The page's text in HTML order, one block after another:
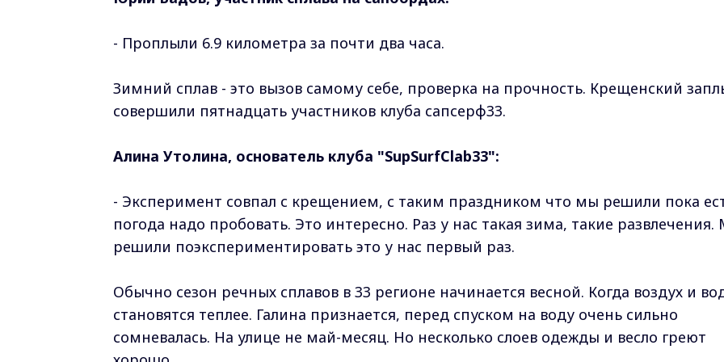
- Проплыли 6.9 километра за почти два часа.
Зимний сплав - это вызов самому себе, проверка на прочность. Крещенский
совершили пятнадцать участников клуба сапсерф33.
Алина Утолина, основатель клуба "SupSurfClab33":
- Эксперимент совпал с крещением, с таким праздником что мы решили пока
погода надо пробовать. Это интересно. Раз у нас такая зима, такие
решили поэкспериментировать это у нас первый раз.
Обычно сезон речных сплавов в 33 регионе начинается весной. Когда воздух и
становятся теплее. Галина признается, перед спуском на воду очень сильно
сомневалась. На улице не май-месяц. Но несколько слоев одежды и весло греют